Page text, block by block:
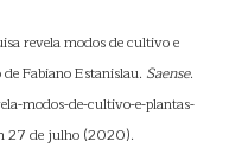
revela modos de cultivo e
Fabiano Estanislau. Saense.
modos-de-cultivo-e-plantas-
27 de julho (2020).